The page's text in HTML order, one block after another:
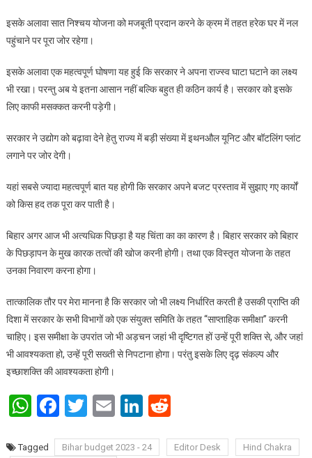
इसके अलावा सात निश्चय योजना को मजबूती प्रदान करने के क्रम में तहत हरेक घर में नल
पहुंचाने पर पूरा जोर रहेगा।
इसके अलावा एक महत्वपूर्ण घोषणा यह हुई कि सरकार ने अपना राज्स्व घाटा घटाने का लक्ष्य
भी रखा। परन्तु अब ये इतना आसान नहीं बल्कि बहुत ही कठिन कार्य है। सरकार को इसके
लिए काफी मसक्कत करनी पड़ेगी।
सरकार ने उद्योग को बढ़ावा देने हेतु राज्य में बड़ी संख्या में इथनऔल यूनिट और बॉटलिंग प्लांट
लगाने पर जोर देगी।
यहां सबसे ज्यादा महत्वपूर्ण बात यह होगी कि सरकार अपने बजट प्रस्ताव में सुझाए गए कार्यों
को किस हद तक पूरा कर पाती है।
बिहार अगर आज भी अत्यधिक पिछड़ा है यह चिंता का का कारण है। बिहार सरकार को बिहार
के पिछड़ापन के मुख कारक तत्वों की खोज करनी होगी। तथा एक विस्तृत योजना के तहत
उनका निवारण करना होगा।
तात्कालिक तौर पर मेरा मानना है कि सरकार जो भी लक्ष्य निर्धारित करती है उसकी प्राप्ति की
दिशा में सरकार के सभी विभागों को एक संयुक्त समिति के तहत “साप्ताहिक समीक्षा” करनी
चाहिए। इस समीक्षा के उपरांत जो भी अड़चन जहां भी दृष्टिगत हों उन्हें पूरी शक्ति से, और जहां
भी आवश्यकता हो, उन्हें पूरी सख्ती से निपटाना होगा। परंतु इसके लिए दृढ़ संकल्प और
इच्छाशक्ति की आवश्यकता होगी।
WhatsApp
Facebook
Twitter
EmailLinkedIn
Reddit
Tagged Bihar budget 2023 - 24 Editor Desk
Hind Chakra